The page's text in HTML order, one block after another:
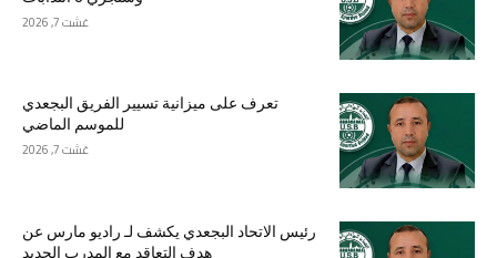
غشت 7, 2026
تعرف على ميزانية تسيير الفريق البجعدي
للموسم الماضي
غشت 7, 2026
رئيس الاتحاد البجعدي يكشف لـ راديو مارس عن
هدف التعاقد مع المدرب الجديد